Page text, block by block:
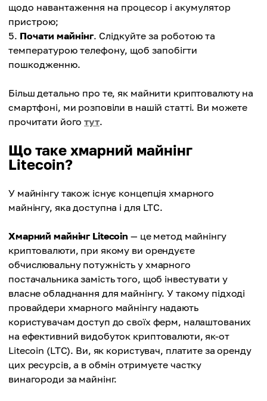
щодо навантаження на процесор і акумулятор
пристрою;
Почати майнінг. Слідкуйте за роботою та
температурою телефону, щоб запобігти
пошкодженню.
Більш детально про те, як майнити криптовалюту на
смартфоні, ми розповіли в нашій статті. Ви можете
прочитати йоготут.
Що таке хмарний майнінг
Litecoin?
У майнінгу також існує концепція хмарного
майнінгу, яка доступна і для LTC.
Хмарний майнінг Litecoin — це метод майнінгу
криптовалюти, при якому ви орендуєте
обчислювальну потужність у хмарного
постачальника замість того, щоб інвестувати у
власне обладнання для майнінгу. У такому підході
провайдери хмарного майнінгу надають
користувачам доступ до своїх ферм, налаштованих
на ефективний видобуток криптовалюти, як-от
Litecoin (LTC). Ви, як користувач, платите за оренду
цих ресурсів, а в обмін отримуєте частку
винагороди за майнінг.